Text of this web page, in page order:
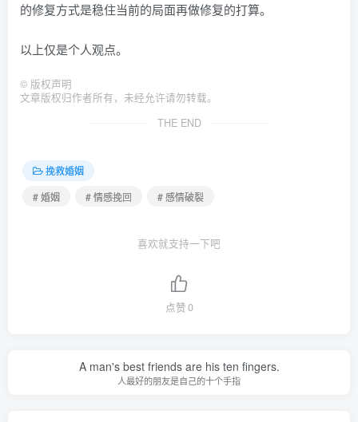
的修复方式是稳住当前的局面再做修复的打算。
以上仅是个人观点。
© 版权声明
文章版权归作者所有，未经允许请勿转载。
THE END
挽救婚姻
# 婚姻
# 情感挽回 # 感情破裂
喜欢就支持一下吧
点赞0
A man's best friends are his ten fingers.
人最好的朋友是自己的十个手指